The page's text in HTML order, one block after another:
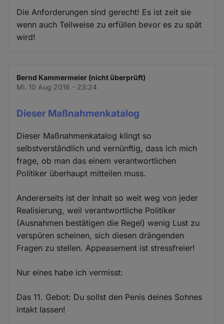
Die Anforderungen sind gerecht! Es ist zeit sie
wenn auch Teilweise zu erfüllen bevor es zu spät
wird!
Bernd Kammermeier (nicht überprüft)
Mi. 10 Aug 2016 - 23:24
Dieser Maßnahmenkatalog
Dieser Maßnahmenkatalog klingt so
selbstverständlich und vernünftig, dass ich mich
frage, ob man das einem verantwortlichen
Politiker überhaupt mitteilen muss.
Andererseits ist der Inhalt so weit weg von jeder
Realisierung, weil verantwortliche Politiker
(Ausnahmen bestätigen die Regel) wenig Lust zu
verspüren scheinen, sich diesen drängenden
Fragen zu stellen. Appeasement ist stressfreier!
Nur eines habe ich vermisst:
Das 11. Gebot: Du sollst den Penis deines Sohnes
intakt lassen!